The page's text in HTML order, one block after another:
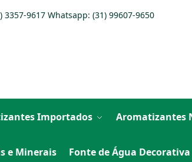
3357-9617 Whatsapp: (31) 99607-9650
Importados Aromatizantes
e Minerais Fonte de Água Decorativa